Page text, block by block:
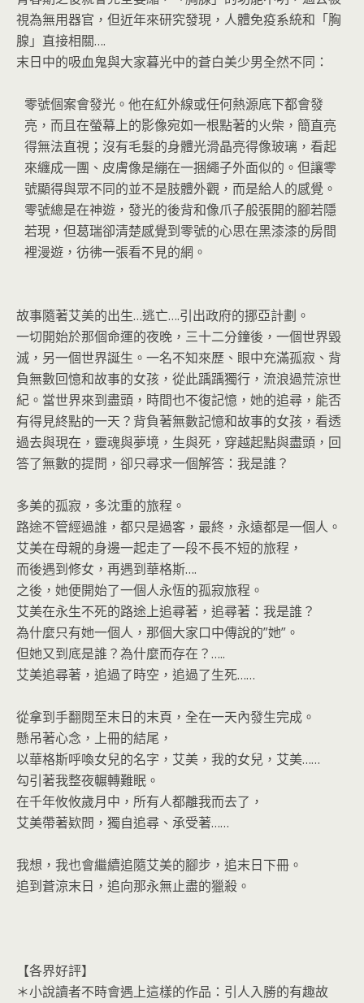
視為無用器官，但近年來研究發現，人體免疫系統和「胸
腺」直接相關….
末日中的吸血鬼與大家暮光中的蒼白美少男全然不同：
零號個案會發光。他在紅外線或任何熱源底下都會發
亮，而且在螢幕上的影像宛如一根點著的火柴，簡直亮
得無法直視；沒有毛髮的身體光滑晶亮得像玻璃，看起
來纏成一團、皮膚像是繃在一捆繩子外面似的。但讓零
號顯得與眾不同的並不是肢體外觀，而是給人的感覺。
零號總是在神遊，發光的後背和像爪子般張開的腳若隱
若現，但葛瑞卻清楚感覺到零號的心思在黑漆漆的房間
裡漫遊，彷彿一張看不見的網。
故事隨著艾美的出生…逃亡….引出政府的挪亞計劃。
一切開始於那個命運的夜晚，三十二分鐘後，一個世界毀
滅，另一個世界誕生。一名不知來歷、眼中充滿孤寂、背
負無數回憶和故事的女孩，從此踽踽獨行，流浪過荒涼世
紀。當世界來到盡頭，時間也不復記憶，她的追尋，能否
有得見終點的一天？背負著無數記憶和故事的女孩，看透
過去與現在，靈魂與夢境，生與死，穿越起點與盡頭，回
答了無數的提問，卻只尋求一個解答：我是誰？
多美的孤寂，多沈重的旅程。
路途不管經過誰，都只是過客，最終，永遠都是一個人。
艾美在母親的身邊一起走了一段不長不短的旅程，
而後遇到修女，再遇到華格斯….
之後，她便開始了一個人永恆的孤寂旅程。
艾美在永生不死的路途上追尋著，追尋著：我是誰？
為什麼只有她一個人，那個大家口中傳說的”她”。
但她又到底是誰？為什麼而存在？…..
艾美追尋著，追過了時空，追過了生死……
從拿到手翻閱至末日的末頁，全在一天內發生完成。
懸吊著心念，上冊的結尾，
以華格斯呼喚女兒的名字，艾美，我的女兒，艾美……
勾引著我整夜輾轉難眠。
在千年攸攸歲月中，所有人都離我而去了，
艾美帶著欵問，獨自追尋、承受著……
我想，我也會繼續追隨艾美的腳步，追末日下冊。
追到蒼涼末日，追向那永無止盡的獵殺。
【各界好評】
＊小說讀者不時會遇上這樣的作品：引人入勝的有趣故